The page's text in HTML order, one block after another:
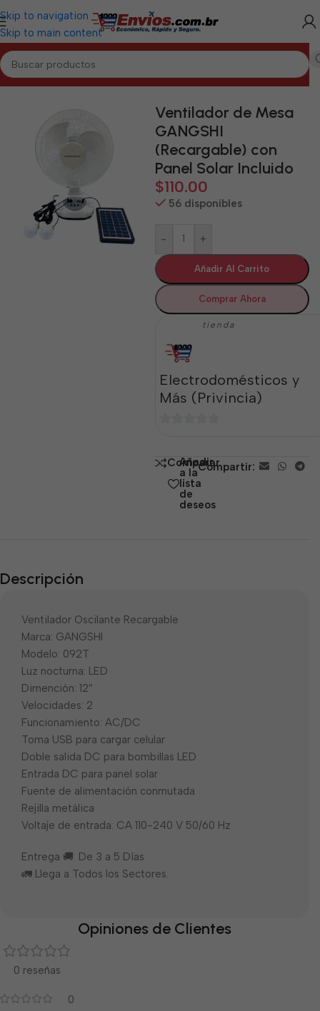
Skip to navigation
Skip to main content
Inicio/GUANTÁNAMO/Electrodomésticos Guantánamo
Ventilador de Mesa
GANGSHI
(Recargable) con
Panel Solar Incluido
$110.00
56 disponibles
- +
Añadir Al Carrito
Comprar Ahora
tienda
Electrodomésticos y
Más (Privincia)
5 Comparar
Añadir
a la
lista
de
deseos
Compartir:
Descripción
Ventilador Oscilante Recargable
Marca: GANGSHI
Modelo: 092T
Luz nocturna: LED
Dimención: 12″
Velocidades: 2
Funcionamiento: AC/DC
Toma USB para cargar celular
Doble salida DC para bombillas LED
Entrada DC para panel solar
Fuente de alimentación conmutada
Rejilla metálica
Voltaje de entrada: CA 110-240 V 50/60 Hz
Entrega 🚚: De 3 a 5 Días
🚛 Llega a Todos los Sectores.
Opiniones de Clientes
0 reseñas
0